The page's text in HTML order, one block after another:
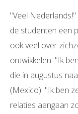
"Veel
de studenten een
ook veel over
ontwikkelen. "Ik
die in augustus
(Mexico). "Ik ben
relaties aangaan